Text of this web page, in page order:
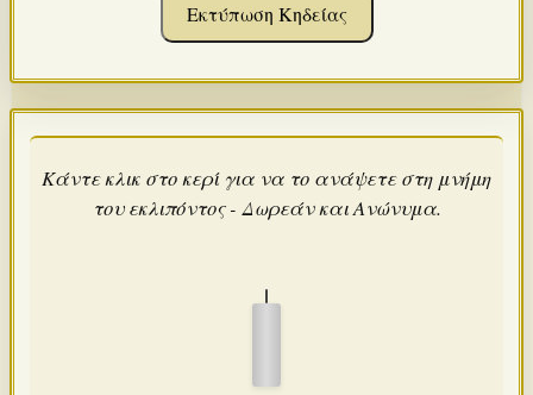
Εκτύπωση Κηδείας
Κάντε κλικ στο κερί για να το ανάψετε στη μνήμη
του εκλιπόντος - Δωρεάν και Ανώνυμα.